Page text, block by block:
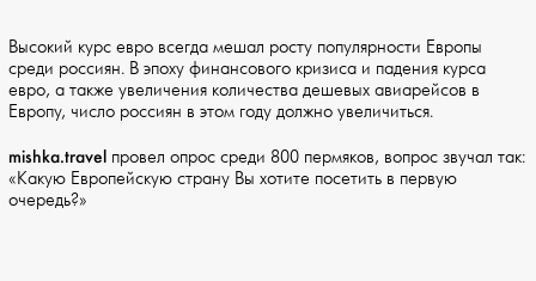
Высокий курс евро всегда мешал росту популярности Европы
среди россиян. В эпоху финансового кризиса и падения курса
евро, а также увеличения количества дешевых авиарейсов в
Европу, число россиян в этом году должно увеличиться.
mishka.travel провел опрос среди 800 пермяков, вопрос звучал так:
«Какую Европейскую страну Вы хотите посетить в первую
очередь?»